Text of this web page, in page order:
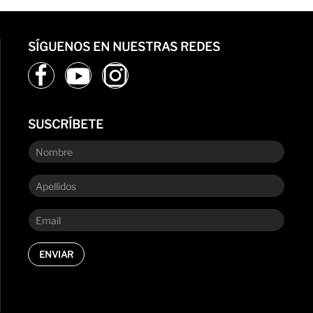
SÍGUENOS EN NUESTRAS REDES
SUSCRÍBETE
ENVIAR